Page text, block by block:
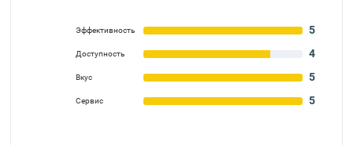
Эффективность 5
Доступность 4
Вкус 5
Сервис 5